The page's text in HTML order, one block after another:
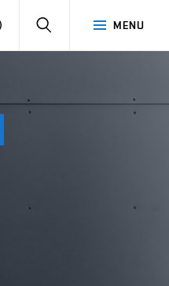
MENU
PŘIHLÁSIT